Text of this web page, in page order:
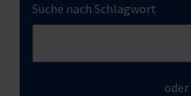
Suche nach Schlagwort
oder